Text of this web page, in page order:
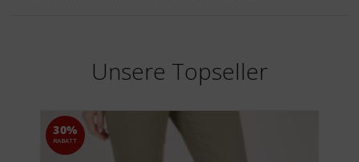
Unsere Topseller
30%
RABATT